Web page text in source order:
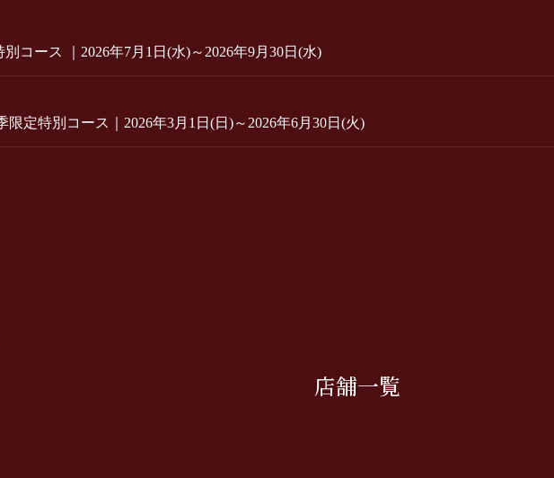
コース ｜2026年7月1日(水)～2026年9月30日(水)
定特別コース｜2026年3月1日(日)～2026年6月30日(火)
店舗一覧